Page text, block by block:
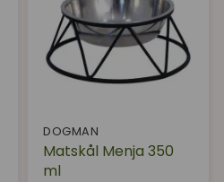
DOGMAN
Matskål Menja 350
ml